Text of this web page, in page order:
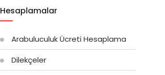
Hesaplamalar
Arabuluculuk Ücreti Hesaplama
Dilekçeler